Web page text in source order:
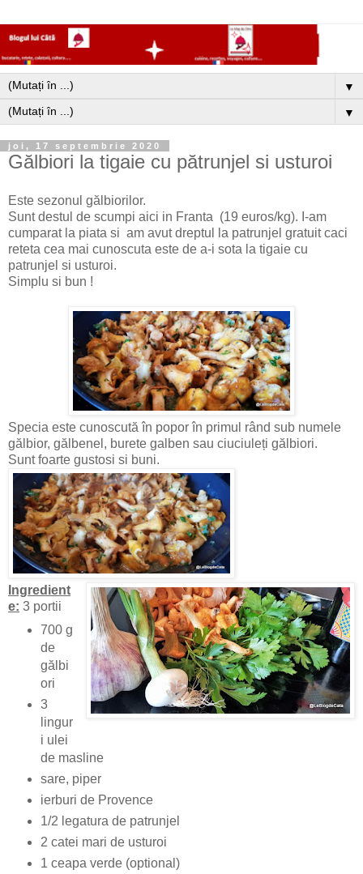
▼
▼
joi, 17 septembrie 2020
Gălbiori la tigaie cu pătrunjel si usturoi
Este sezonul gălbiorilor.
Sunt destul de scumpi aici in Franta (19 euros/kg). I-am
cumparat la piata si am avut dreptul la patrunjel gratuit caci
reteta cea mai cunoscuta este de a-i sota la tigaie cu
patrunjel si usturoi.
Simplu si bun !
Specia este cunoscută în popor în primul rând sub numele
gălbior, gălbenel, burete galben sau ciuciuleți gălbiori.
Sunt foarte gustosi si buni.
Ingredient
e: 3 portii
700 g
de
gălbi
ori
3
lingur
i ulei
de masline
sare, piper
ierburi de Provence
1/2 legatura de patrunjel
2 catei mari de usturoi
1 ceapa verde (optional)